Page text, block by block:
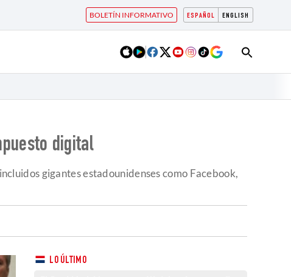
ESPAÑOL ENGLISH
BOLETÍN INFORMATIVO
digital
gigantes estadounidenses como Facebook,
LO ÚLTIMO